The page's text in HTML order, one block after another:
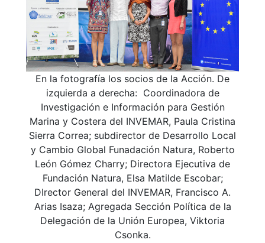
En la fotografía los socios de la Acción. De
izquierda a derecha: Coordinadora de
Investigación e Información para Gestión
Marina y Costera del INVEMAR, Paula Cristina
Sierra Correa; subdirector de Desarrollo Local
y Cambio Global Funadación Natura, Roberto
León Gómez Charry; Directora Ejecutiva de
Fundación Natura, Elsa Matilde Escobar;
DIrector General del INVEMAR, Francisco A.
Arias Isaza; Agregada Sección Política de la
Delegación de la Unión Europea, Viktoria
Csonka.